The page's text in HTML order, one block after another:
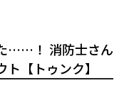
……！ 消防士さん
【トゥンク】